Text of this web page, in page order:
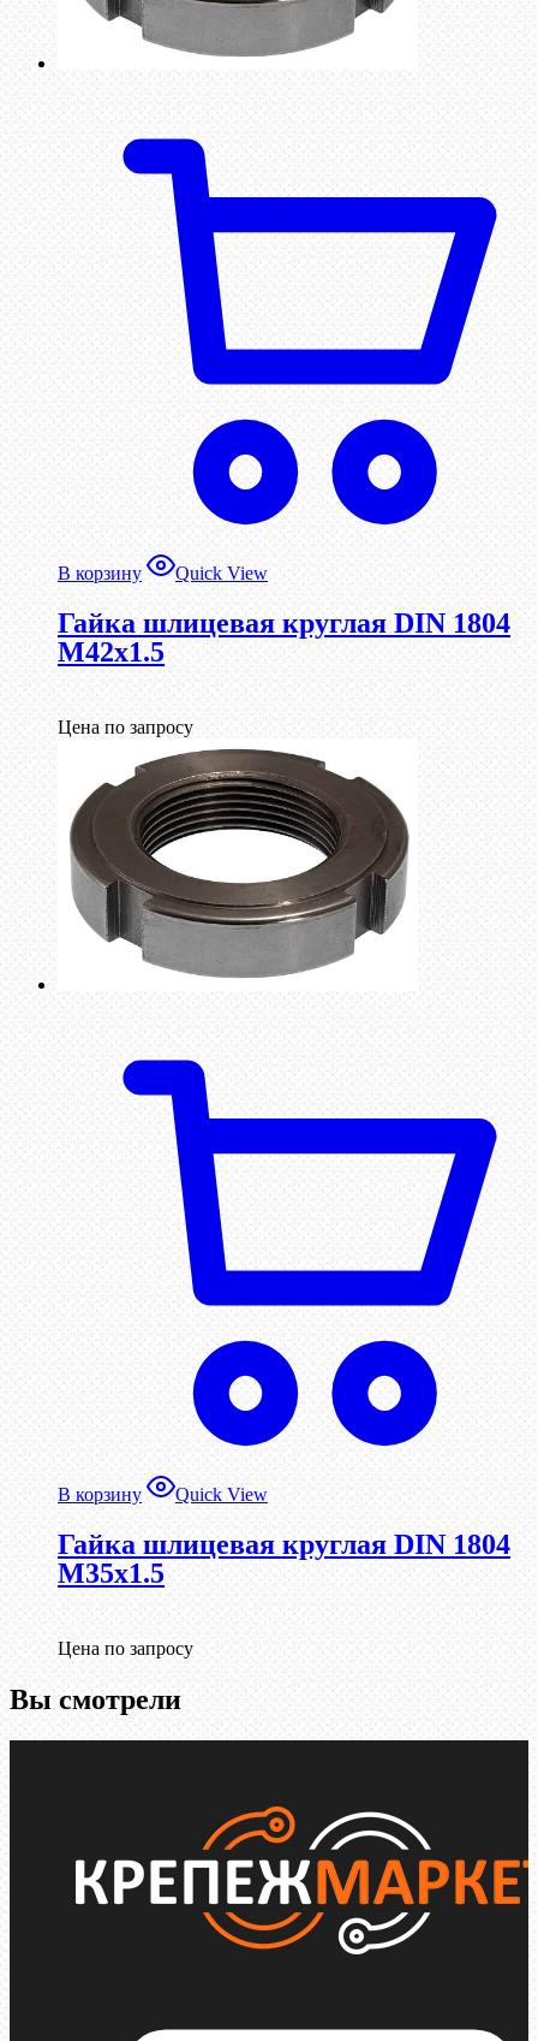
В корзину Quick View
Гайка шлицевая круглая DIN 1804
М42х1.5
Цена по запросу
В корзину Quick View
Гайка шлицевая круглая DIN 1804
М35х1.5
Цена по запросу
Вы смотрели